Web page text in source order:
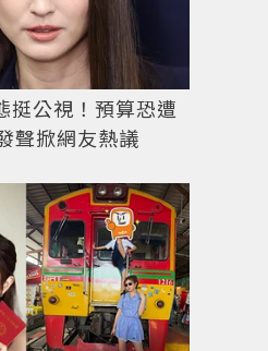
挺公視！預算恐遭
掀網友熱議